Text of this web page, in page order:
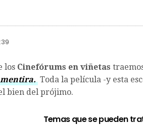
los Cinefórums en viñetas
mentira. Toda la película -y esta
bien del prójimo.
Temas que se pueden